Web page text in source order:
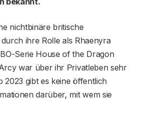
nichtbinäre britische
ihre Rolle als Rhaenyra
Serie House of the Dragon
war über ihr Privatleben sehr
2023 gibt es keine öffentlich
darüber, mit wem sie